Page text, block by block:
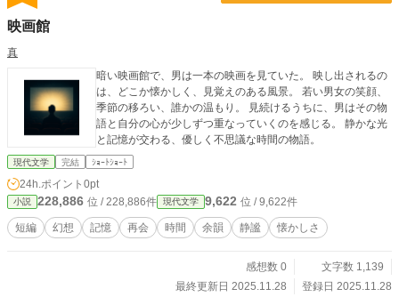
映画館
真
暗い映画館で、男は一本の映画を見ていた。 映し出されるの
は、どこか懐かしく、見覚えのある風景。 若い男女の笑顔、
季節の移ろい、誰かの温もり。 見続けるうちに、男はその物
語と自分の心が少しずつ重なっていくのを感じる。 静かな光
と記憶が交わる、優しく不思議な時間の物語。
現代文学 完結 ｼｮｰﾄｼｮｰﾄ
24h.ポイント 0pt
小説 228,886 位 / 228,886件 現代文学 9,622 位 / 9,622件
短編 幻想 記憶 再会 時間 余韻 静謐 懐かしさ
感想数 0
文字数 1,139
最終更新日 2025.11.28
登録日 2025.11.28